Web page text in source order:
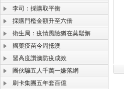
李司：採購取平衡
採購門檻金額升至六倍
衛生局：疫情風險猶在莫鬆懈
國藥疫苗今周抵澳
習高度讚澳防疫成效
團伙騙五人千萬一嫌落網
刷卡集團五年套百億